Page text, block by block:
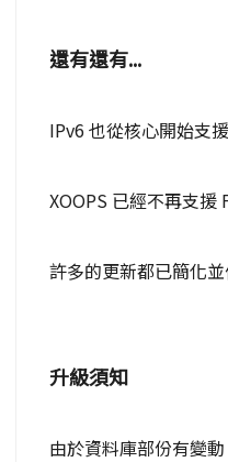
還有還有...
IPv6 也從核心開始支援
XOOPS 已經不再支援
許多的更新都已簡化並
升級須知
由於資料庫部份有變